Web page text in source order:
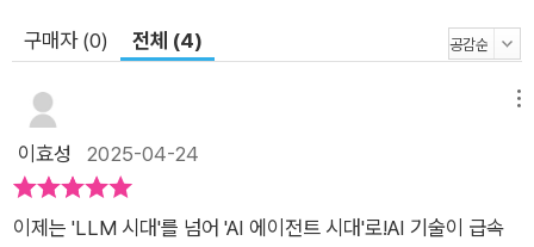
구매자 (0) 전체 (4)
이효성 2025-04-24
이제는 'LLM 시대'를 넘어 'AI 에이전트 시대'로!AI 기술이 급속